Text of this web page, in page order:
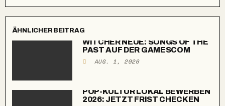
ÄHNLICHER BEITRAG
WITCHER NEUE: SONGS OF THE
PAST AUF DER GAMESCOM
AUG. 1, 2026
POP-KULTUR LOKAL BEWERBEN
2026: JETZT FRIST CHECKEN